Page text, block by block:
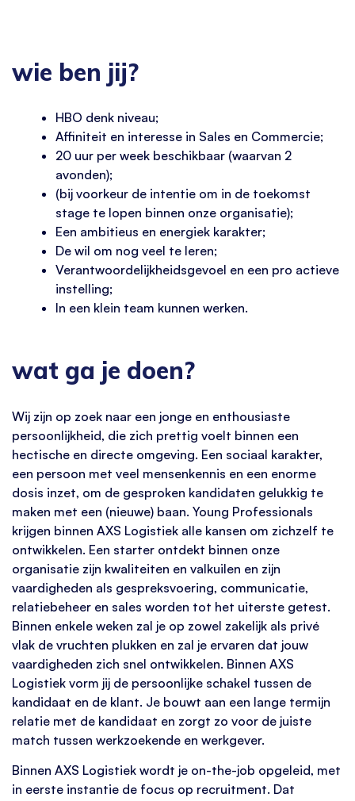
wie ben jij?
HBO denk niveau;
Affiniteit en interesse in Sales en Commercie;
20 uur per week beschikbaar (waarvan 2
avonden);
(bij voorkeur de intentie om in de toekomst
stage te lopen binnen onze organisatie);
Een ambitieus en energiek karakter;
De wil om nog veel te leren;
Verantwoordelijkheidsgevoel en een pro actieve
instelling;
In een klein team kunnen werken.
wat ga je doen?
Wij zijn op zoek naar een jonge en enthousiaste
persoonlijkheid, die zich prettig voelt binnen een
hectische en directe omgeving. Een sociaal karakter,
een persoon met veel mensenkennis en een enorme
dosis inzet, om de gesproken kandidaten gelukkig te
maken met een (nieuwe) baan. Young Professionals
krijgen binnen AXS Logistiek alle kansen om zichzelf te
ontwikkelen. Een starter ontdekt binnen onze
organisatie zijn kwaliteiten en valkuilen en zijn
vaardigheden als gespreksvoering, communicatie,
relatiebeheer en sales worden tot het uiterste getest.
Binnen enkele weken zal je op zowel zakelijk als privé
vlak de vruchten plukken en zal je ervaren dat jouw
vaardigheden zich snel ontwikkelen. Binnen AXS
Logistiek vorm jij de persoonlijke schakel tussen de
kandidaat en de klant. Je bouwt aan een lange termijn
relatie met de kandidaat en zorgt zo voor de juiste
match tussen werkzoekende en werkgever.
Binnen AXS Logistiek wordt je on-the-job opgeleid, met
in eerste instantie de focus op recruitment. Dat